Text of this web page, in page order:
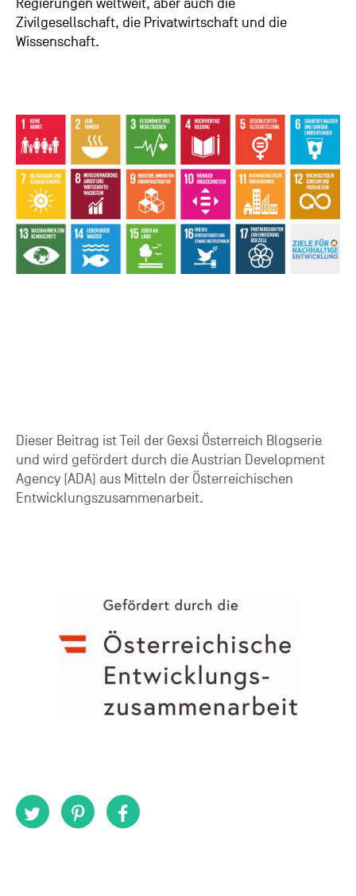
Regierungen weltweit, aber auch die
Zivilgesellschaft, die Privatwirtschaft und die
Wissenschaft.
Dieser Beitrag ist Teil der Gexsi Österreich Blogserie
und wird gefördert durch die Austrian Development
Agency (ADA) aus Mitteln der Österreichischen
Entwicklungszusammenarbeit.